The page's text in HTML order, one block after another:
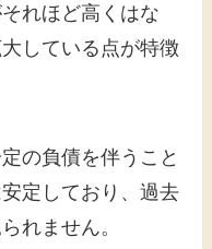
れほど高くはな
している点が特徴
の負債を伴うこと
定しており、過去
れません。